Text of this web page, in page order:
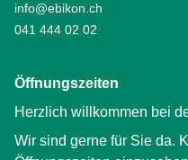
info@ebikon.ch
041 444 02 02
Öffnungszeiten
Herzlich willkommen bei
Wir sind gerne für Sie da.